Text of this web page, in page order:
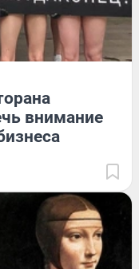
внимание